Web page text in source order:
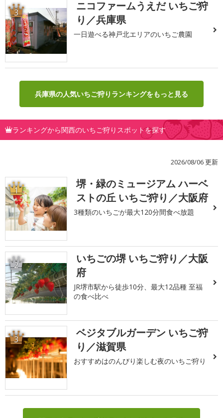
3
ニコファームうえだ いちご狩
り／兵庫県
一日遊べる神戸北エリアのいちご農園
兵庫県の人気いちご狩りランキングをもっと見る
ランキングから関西のいちご狩りスポットを探す
2026/08/06 更新
1
堺・緑のミュージアム ハーベ
ストの丘 いちご狩り／大阪府
3種類のいちごが最大120分間食べ放題
2
いちごの堺 いちご狩り／大阪
府
JR堺市駅から徒歩10分、最大12品種 至福
の食べ比べ
3
ベジタブルガーデン いちご狩
り／滋賀県
おすすめはのんびり楽しむ夜のいちご狩り